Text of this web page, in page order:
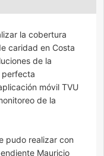
la cobertura
caridad en Costa
de la
perfecta
móvil TVU
de la
pudo realizar con
Mauricio